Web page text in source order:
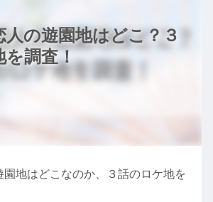
の遊園地はどこ？３
調査！
地はどこなのか、３話のロケ地を